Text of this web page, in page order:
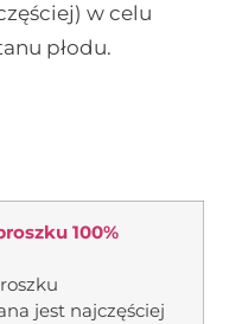
w celu
płodu.
100%
jest najczęściej